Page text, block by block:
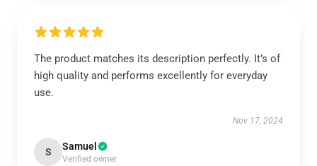
The product matches its description perfectly. It’s of
high quality and performs excellently for everyday
use.
Nov 17, 2024
S Samuel
Verified owner